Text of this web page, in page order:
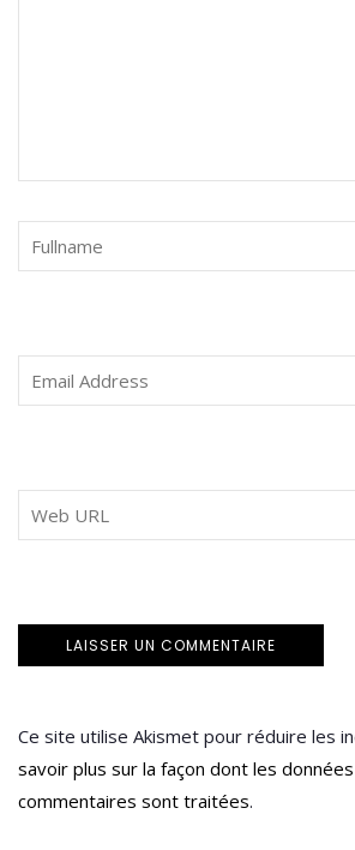
Ce site utilise Akismet pour réduire les
savoir plus sur la façon dont les
commentaires sont traitées.